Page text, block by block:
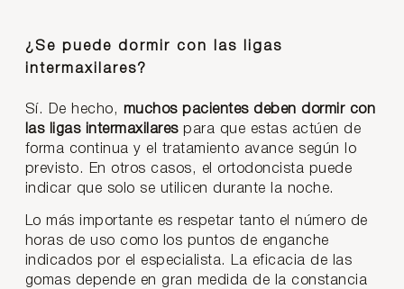
¿Se puede dormir con las ligas
intermaxilares?
Sí. De hecho, muchos pacientes deben dormir con
las ligas intermaxilarespara que estas actúen de
forma continua y el tratamiento avance según lo
previsto. En otros casos, el ortodoncista puede
indicar que solo se utilicen durante la noche.
Lo más importante es respetar tanto el número de
horas de uso como los puntos de enganche
indicados por el especialista. La eficacia de las
gomas depende en gran medida de la constancia